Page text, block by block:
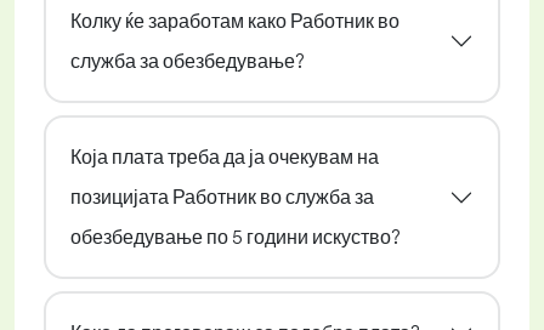
Колку ќе заработам како Работник во
служба за обезбедување?
Која плата треба да ја очекувам на
позицијата Работник во служба за
обезбедување по 5 години искуство?